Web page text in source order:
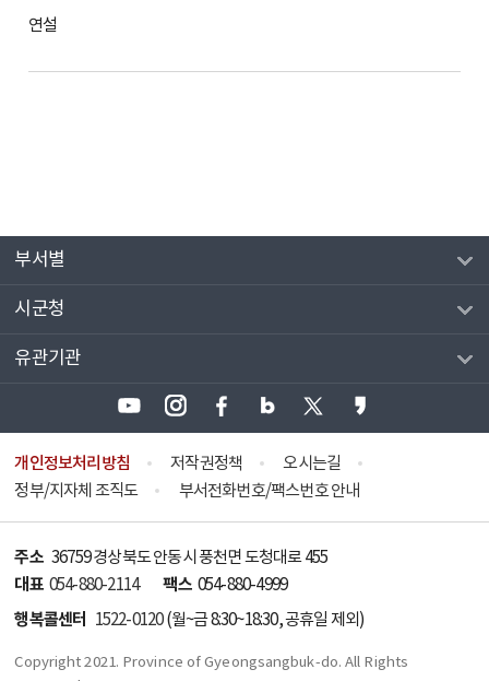
연설
부서별
시군청
유관기관
개인정보처리방침 저작권정책
오시는길
정부/지자체 조직도
부서전화번호/팩스번호 안내
주소 36759 경상북도 안동시 풍천면 도청대로 455
대표 054-880-2114 팩스 054-880-4999
행복콜센터 1522-0120(월~금 8:30~18:30, 공휴일 제외)
Copyright 2021. Province of Gyeongsangbuk-do. All Rights